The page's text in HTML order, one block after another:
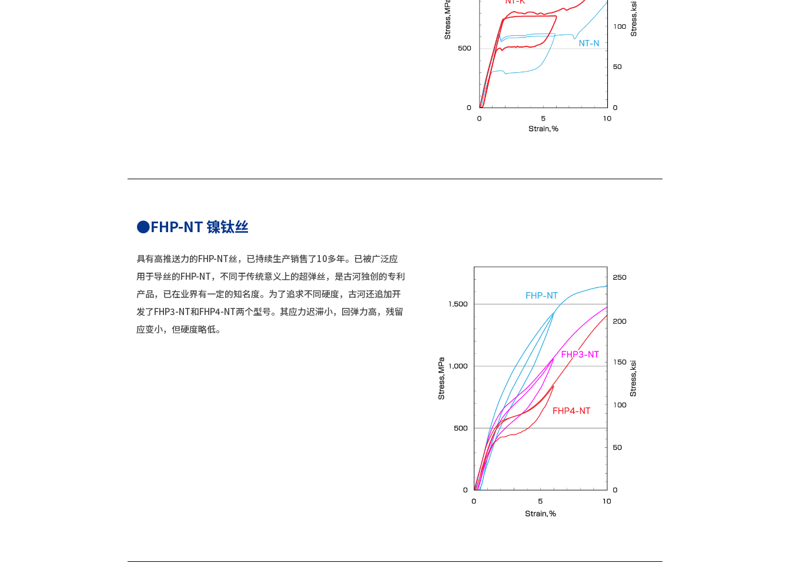
●FHP-NT 镍钛丝
具有高推送力的FHP-NT丝，已持续生产销售了10多年。已被广泛应
用于导丝的FHP-NT，不同于传统意义上的超弹丝，是古河独创的专利
产品，已在业界有一定的知名度。为了追求不同硬度，古河还追加开
发了FHP3-NT和FHP4-NT两个型号。其应力迟滞小，回弹力高，残留
应变小，但硬度略低。